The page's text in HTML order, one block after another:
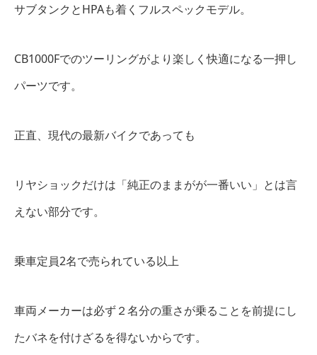
サブタンクとHPAも着くフルスペックモデル。
CB1000Fでのツーリングがより楽しく快適になる一押し
パーツです。
正直、現代の最新バイクであっても
リヤショックだけは「純正のままがが一番いい」とは言
えない部分です。
乗車定員2名で売られている以上
車両メーカーは必ず２名分の重さが乗ることを前提にし
たバネを付けざるを得ないからです。